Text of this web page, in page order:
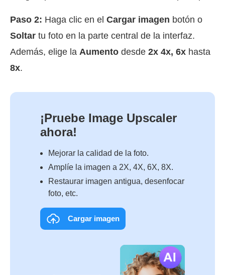
Paso 2: Haga clic en el Cargar imagen botón o
Soltar tu foto en la parte central de la interfaz.
Además, elige la Aumento desde 2x 4x, 6x hasta
8x.
¡Pruebe Image Upscaler
ahora!
Mejorar la calidad de la foto.
Amplíe la imagen a 2X, 4X, 6X, 8X.
Restaurar imagen antigua, desenfocar
foto, etc.
Cargar imagen